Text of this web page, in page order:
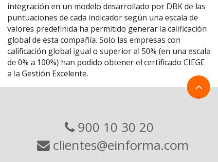
integración en un modelo desarrollado por DBK de las
puntuaciones de cada indicador según una escala de
valores predefinida ha permitido generar la calificación
global de esta compañía. Solo las empresas con
calificación global igual o superior al 50% (en una escala
de 0% a 100%) han podido obtener el certificado CIEGE
a la Gestión Excelente.
900 10 30 20
clientes@einforma.com